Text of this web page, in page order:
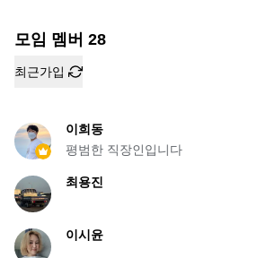
모임 멤버 28
최근가입
이희동
평범한 직장인입니다
최용진
이시윤